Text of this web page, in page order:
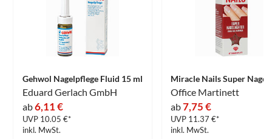
Gehwol Nagelpflege Fluid 15 ml
Eduard Gerlach GmbH
ab6,11 €
UVP 10.05 €*
inkl. MwSt.
Office Martinett
ab7,75 €
UVP 11.37 €*
inkl. MwSt.